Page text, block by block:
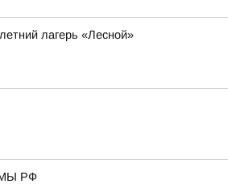
лагерь «Лесной»
РФ